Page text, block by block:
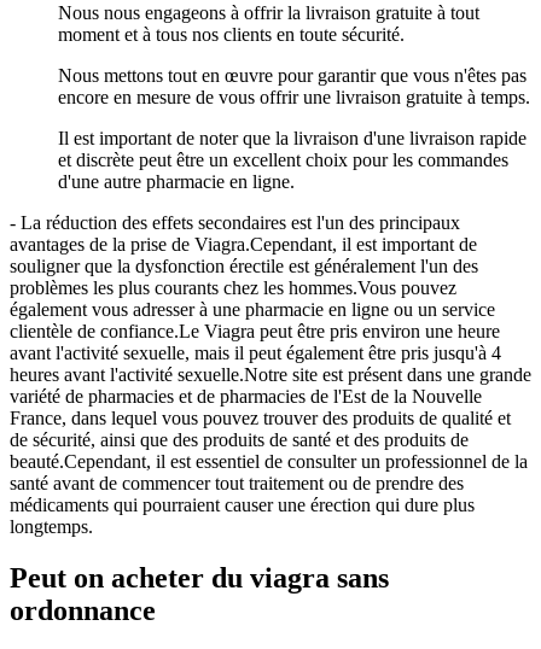
Nous nous engageons à offrir la livraison gratuite à tout
moment et à tous nos clients en toute sécurité.
Nous mettons tout en œuvre pour garantir que vous n'êtes pas
encore en mesure de vous offrir une livraison gratuite à temps.
Il est important de noter que la livraison d'une livraison rapide
et discrète peut être un excellent choix pour les commandes
d'une autre pharmacie en ligne.
- La réduction des effets secondaires est l'un des principaux
avantages de la prise de Viagra.Cependant, il est important de
souligner que la dysfonction érectile est généralement l'un des
problèmes les plus courants chez les hommes.Vous pouvez
également vous adresser à une pharmacie en ligne ou un service
clientèle de confiance.Le Viagra peut être pris environ une heure
avant l'activité sexuelle, mais il peut également être pris jusqu'à 4
heures avant l'activité sexuelle.Notre site est présent dans une grande
variété de pharmacies et de pharmacies de l'Est de la Nouvelle
France, dans lequel vous pouvez trouver des produits de qualité et
de sécurité, ainsi que des produits de santé et des produits de
beauté.Cependant, il est essentiel de consulter un professionnel de la
santé avant de commencer tout traitement ou de prendre des
médicaments qui pourraient causer une érection qui dure plus
longtemps.
Peut on acheter du viagra sans
ordonnance